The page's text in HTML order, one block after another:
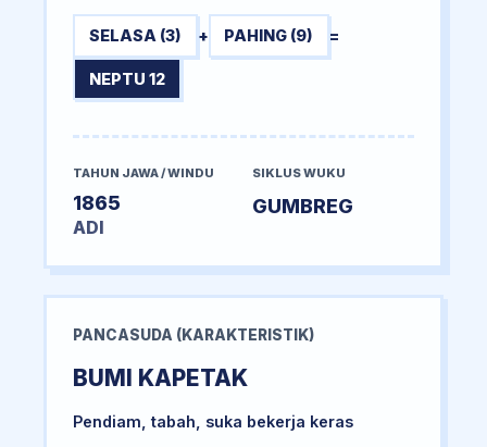
SELASA (3) + PAHING (9) =
NEPTU 12
TAHUN JAWA / WINDU
1865
ADI
SIKLUS WUKU
GUMBREG
PANCASUDA (KARAKTERISTIK)
BUMI KAPETAK
Pendiam, tabah, suka bekerja keras